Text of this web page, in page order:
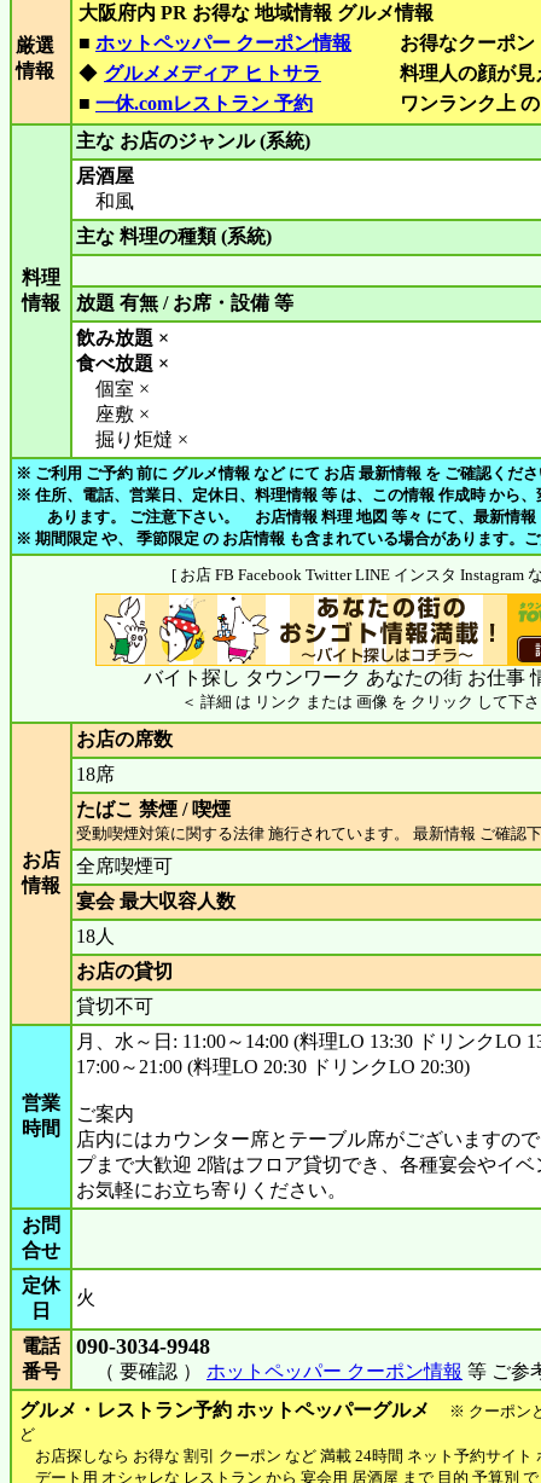
厳選
情報
大阪府内 PR お得な 地域情報 グルメ情報
■ ホットペッパー クーポン情報
お得なクーポ
◆ グルメメディア ヒトサラ
料理人の顔が
■ 一休.comレストラン 予約 ワンランク上
料理
情報
主な お店のジャンル (系統)
居酒屋
和風
主な 料理の種類 (系統)
放題 有無 / お席・設備 等
飲み放題 ×
食べ放題 ×
個室 ×
座敷 ×
掘り炬燵 ×
※ ご利用 ご予約 前に グルメ情報 など にて お店 最新情報 を ご確認くだ
※ 住所、電話、営業日、定休日、料理情報 等 は、この情報 作成時 から
あります。 ご注意下さい。 お店情報 料理 地図 等々 にて、最新情報
※ 期間限定 や、 季節限定 の お店情報 も含まれている場合があります。
[ お店 FB Facebook Twitter LINE インスタ Instagram
バイト探し タウンワーク あなたの街 お仕事
＜ 詳細 は リンク または 画像 を クリック して下
お店
情報
お店の席数
18席
たばこ 禁煙 / 喫煙
受動喫煙対策に関する法律 施行されています。 最新情報 ご確認
全席喫煙可
宴会 最大収容人数
18人
お店の貸切
貸切不可
営業
時間
月、水～日: 11:00～14:00 (料理LO 13:30 ドリンクLO
17:00～21:00 (料理LO 20:30 ドリンクLO 20:30)
ご案内
店内にはカウンター席とテーブル席がございますの
プまで大歓迎 2階はフロア貸切でき、各種宴会やイ
お気軽にお立ち寄りください。
お問
合せ
定休
日
火
電話
番号
090-3034-9948
（ 要確認 ） ホットペッパー クーポン情報 等 ご参
グルメ・レストラン予約 ホットペッパーグルメ
※ クーポン
ど
お店探しなら お得な 割引 クーポン など 満載 24時間 ネット予約サイト
デート用 オシャレな レストラン から 宴会用 居酒屋 まで 目的 予算別